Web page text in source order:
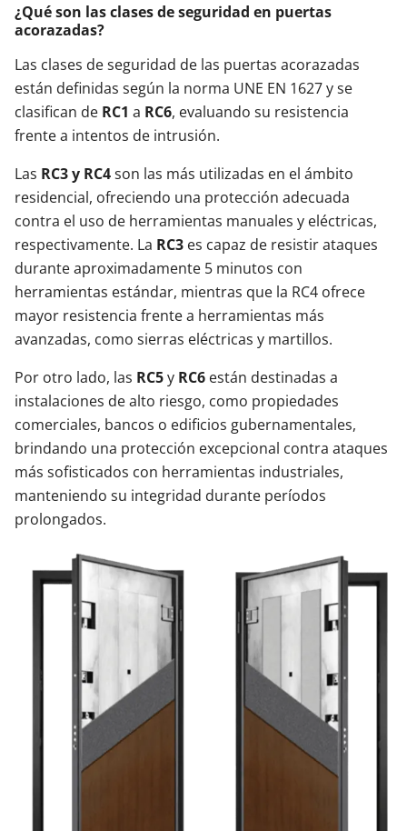
¿Qué son las clases de seguridad en puertas
acorazadas?
Las clases de seguridad de las puertas acorazadas
están definidas según la norma UNE EN 1627 y se
clasifican de RC1 a RC6, evaluando su resistencia
frente a intentos de intrusión.
Las RC3 y RC4son las más utilizadas en el ámbito
residencial, ofreciendo una protección adecuada
contra el uso de herramientas manuales y eléctricas,
respectivamente. La RC3 es capaz de resistir ataques
durante aproximadamente 5 minutos con
herramientas estándar, mientras que la RC4 ofrece
mayor resistencia frente a herramientas más
avanzadas, como sierras eléctricas y martillos.
Por otro lado, las RC5y RC6 están destinadas a
instalaciones de alto riesgo, como propiedades
comerciales, bancos o edificios gubernamentales,
brindando una protección excepcional contra ataques
más sofisticados con herramientas industriales,
manteniendo su integridad durante períodos
prolongados.